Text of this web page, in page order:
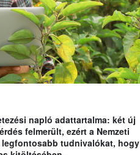
napló adattartalma: két új
felmerült, ezért a Nemzeti
tudnivalókat, hogy